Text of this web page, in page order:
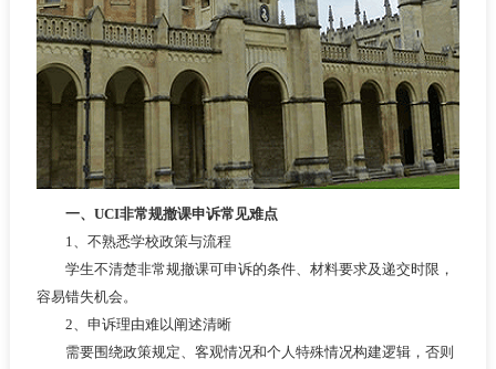
一、UCI非常规撤课申诉常见难点
1、不熟悉学校政策与流程
学生不清楚非常规撤课可申诉的条件、材料要求及递交时限，
容易错失机会。
2、申诉理由难以阐述清晰
需要围绕政策规定、客观情况和个人特殊情况构建逻辑，否则